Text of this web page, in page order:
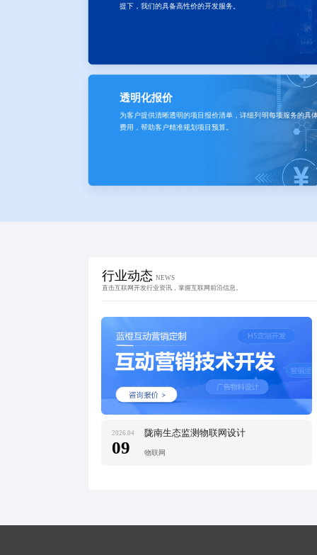
提下，我们的具备高性价的开发服务。
透明化报价
为客户提供清晰透明的项目报价清单，详细列明每项服务的具
费用，帮助客户精准规划项目预算。
行业动态 NEWS
直击互联网开发行业资讯，掌握互联网前沿信息。
2026.04
09
陇南生态监测物联网设计
物联网